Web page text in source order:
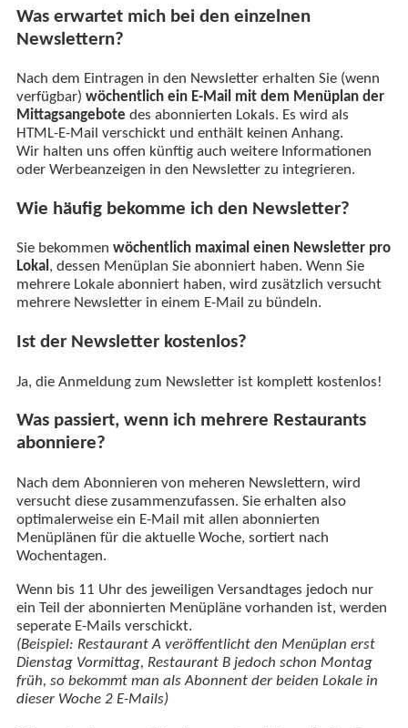
Was erwartet mich bei den einzelnen
Newslettern?
Nach dem Eintragen in den Newsletter erhalten Sie (wenn
verfügbar) wöchentlich ein E-Mail mit dem Menüplan der
Mittagsangebote des abonnierten Lokals. Es wird als
HTML-E-Mail verschickt und enthält keinen Anhang.
Wir halten uns offen künftig auch weitere Informationen
oder Werbeanzeigen in den Newsletter zu integrieren.
Wie häufig bekomme ich den Newsletter?
Sie bekommen wöchentlich maximal einen Newsletter pro
Lokal, dessen Menüplan Sie abonniert haben. Wenn Sie
mehrere Lokale abonniert haben, wird zusätzlich versucht
mehrere Newsletter in einem E-Mail zu bündeln.
Ist der Newsletter kostenlos?
Ja, die Anmeldung zum Newsletter ist komplett kostenlos!
Was passiert, wenn ich mehrere Restaurants
abonniere?
Nach dem Abonnieren von meheren Newslettern, wird
versucht diese zusammenzufassen. Sie erhalten also
optimalerweise ein E-Mail mit allen abonnierten
Menüplänen für die aktuelle Woche, sortiert nach
Wochentagen.
Wenn bis 11 Uhr des jeweiligen Versandtages jedoch nur
ein Teil der abonnierten Menüpläne vorhanden ist, werden
seperate E-Mails verschickt.
(Beispiel: Restaurant A veröffentlicht den Menüplan erst
Dienstag Vormittag, Restaurant B jedoch schon Montag
früh, so bekommt man als Abonnent der beiden Lokale in
dieser Woche 2 E-Mails)